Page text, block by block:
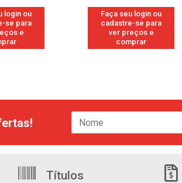
ou
para
e
Faça seu login ou
cadastre-se para
ver preços e
comprar
Títulos